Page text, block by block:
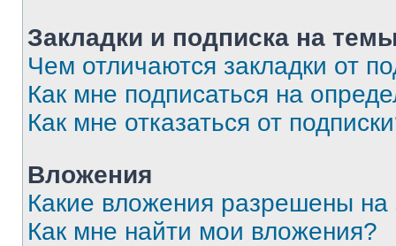
Закладки и подписка на
Чем отличаются закладки от
Как мне подписаться на
Как мне отказаться от
Вложения
Какие вложения разрешены
Как мне найти мои вложения?